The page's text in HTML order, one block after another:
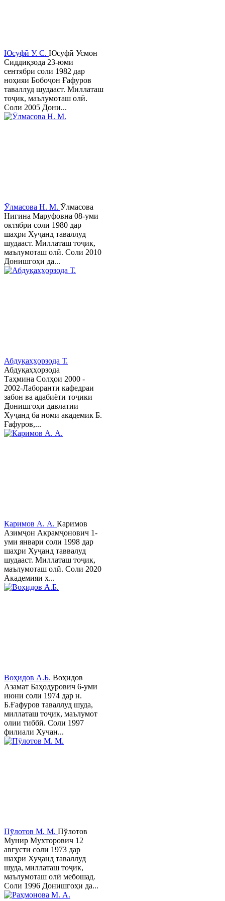
Юсуфӣ У. C. Юсуфӣ Усмон
Сиддиқзода 23-юми
сентябри соли 1982 дар
ноҳияи Бобоҷон Ғафуров
таваллуд шудааст. Миллаташ
тоҷик, маълумоташ олӣ.
Соли 2005 Дони...
Ӯлмасова Н. М. Ӯлмасова
Нигина Маруфовна 08-уми
октябри соли 1980 дар
шаҳри Хуҷанд таваллуд
шудааст. Миллаташ тоҷик,
маълумоташ олӣ. Соли 2010
Донишгоҳи да...
Абдуқаҳҳорзода Т.
Абдуқаҳҳорзода
Таҳмина Солҳои 2000 -
2002-Лаборанти кафедраи
забон ва адабиёти тоҷики
Донишгоҳи давлатии
Хуҷанд ба номи академик Б.
Ғафуров,...
Каримов А. А. Каримов
Азимҷон Акрамҷонович 1-
уми январи соли 1998 дар
шаҳри Хуҷанд таввалуд
шудааст. Миллаташ тоҷик,
маълумоташ олӣ. Соли 2020
Академияи х...
Воҳидов А.Б. Воҳидов
Азамат Баҳодурович 6-уми
июни соли 1974 дар н.
Б.Ғафуров таваллуд шуда,
миллаташ тоҷик, маълумот
олии тиббӣ. Соли 1997
филиали Хучан...
Пӯлотов М. М. Пўлотов
Мунир Мухторович 12
августи соли 1973 дар
шаҳри Хуҷанд таваллуд
шуда, миллаташ тоҷик,
маълумоташ олӣ мебошад.
Соли 1996 Донишгоҳи да...